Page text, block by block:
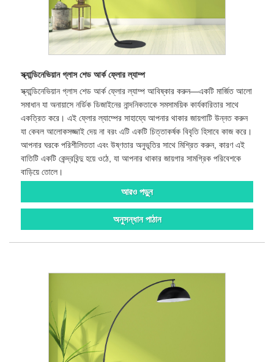
স্ক্যান্ডিনেভিয়ান গ্লাস শেড আর্ক ফ্লোর ল্যাম্প
স্ক্যান্ডিনেভিয়ান গ্লাস শেড আর্ক ফ্লোর ল্যাম্প আবিষ্কার করুন—একটি মার্জিত আলো
সমাধান যা অনায়াসে নর্ডিক ডিজাইনের নান্দনিকতাকে সমসাময়িক কার্যকারিতার সাথে
একত্রিত করে। এই ফ্লোর ল্যাম্পের সাহায্যে আপনার থাকার জায়গাটি উন্নত করুন
যা কেবল আলোকসজ্জাই দেয় না বরং এটি একটি চিত্তাকর্ষক বিবৃতি হিসাবে কাজ করে।
আপনার ঘরকে পরিশীলিততা এবং উষ্ণতার অনুভূতির সাথে মিশ্রিত করুন, কারণ এই
বাতিটি একটি কেন্দ্রবিন্দু হয়ে ওঠে, যা আপনার থাকার জায়গার সামগ্রিক পরিবেশকে
বাড়িয়ে তোলে।
আরও পড়ুন
অনুসন্ধান পাঠান